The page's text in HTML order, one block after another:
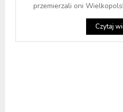
przemierzali oni
Czytaj